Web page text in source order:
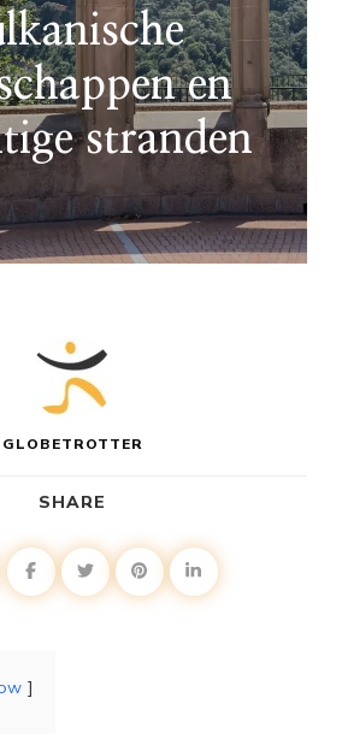
en
stranden
GLOBETROTTER
SHARE